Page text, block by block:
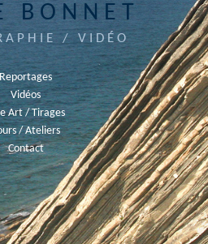
BONNET
/ VIDÉO
Reportages
Vidéos
Art / Tirages
/ Ateliers
Contact